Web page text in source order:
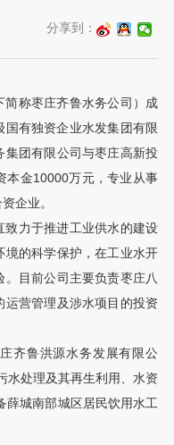
分享到：
称枣庄齐鲁水务公司）成
有独资企业水发集团有限
集团有限公司与枣庄高新投
本金10000万元，专业从事
企业。
致力于推进工业供水的建设
境的科学保护，在工业水开
目前公司主要负责枣庄八
营管理及涉水项目的投资
齐鲁洪源水务发展有限公
水处理及其再生利用、水资
薛城南部城区居民饮用水工